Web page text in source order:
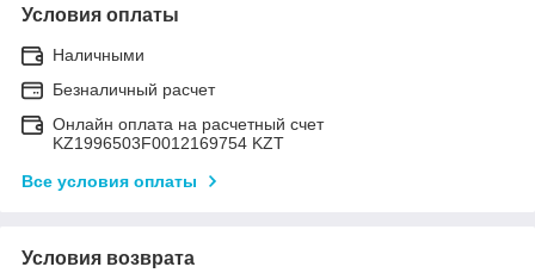
Условия оплаты
Наличными
Безналичный расчет
Онлайн оплата на расчетный счет
KZ1996503F0012169754 KZT
Все условия оплаты
Условия возврата